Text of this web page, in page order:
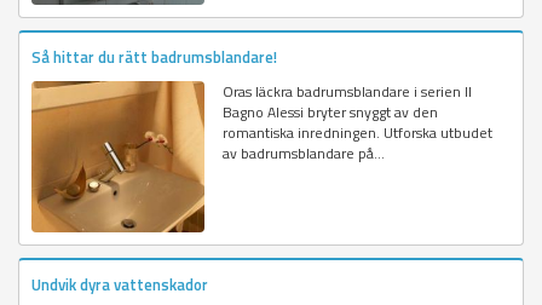
Så hittar du rätt badrumsblandare!
Oras läckra badrumsblandare i serien Il
Bagno Alessi bryter snyggt av den
romantiska inredningen. Utforska utbudet
av badrumsblandare på...
Undvik dyra vattenskador